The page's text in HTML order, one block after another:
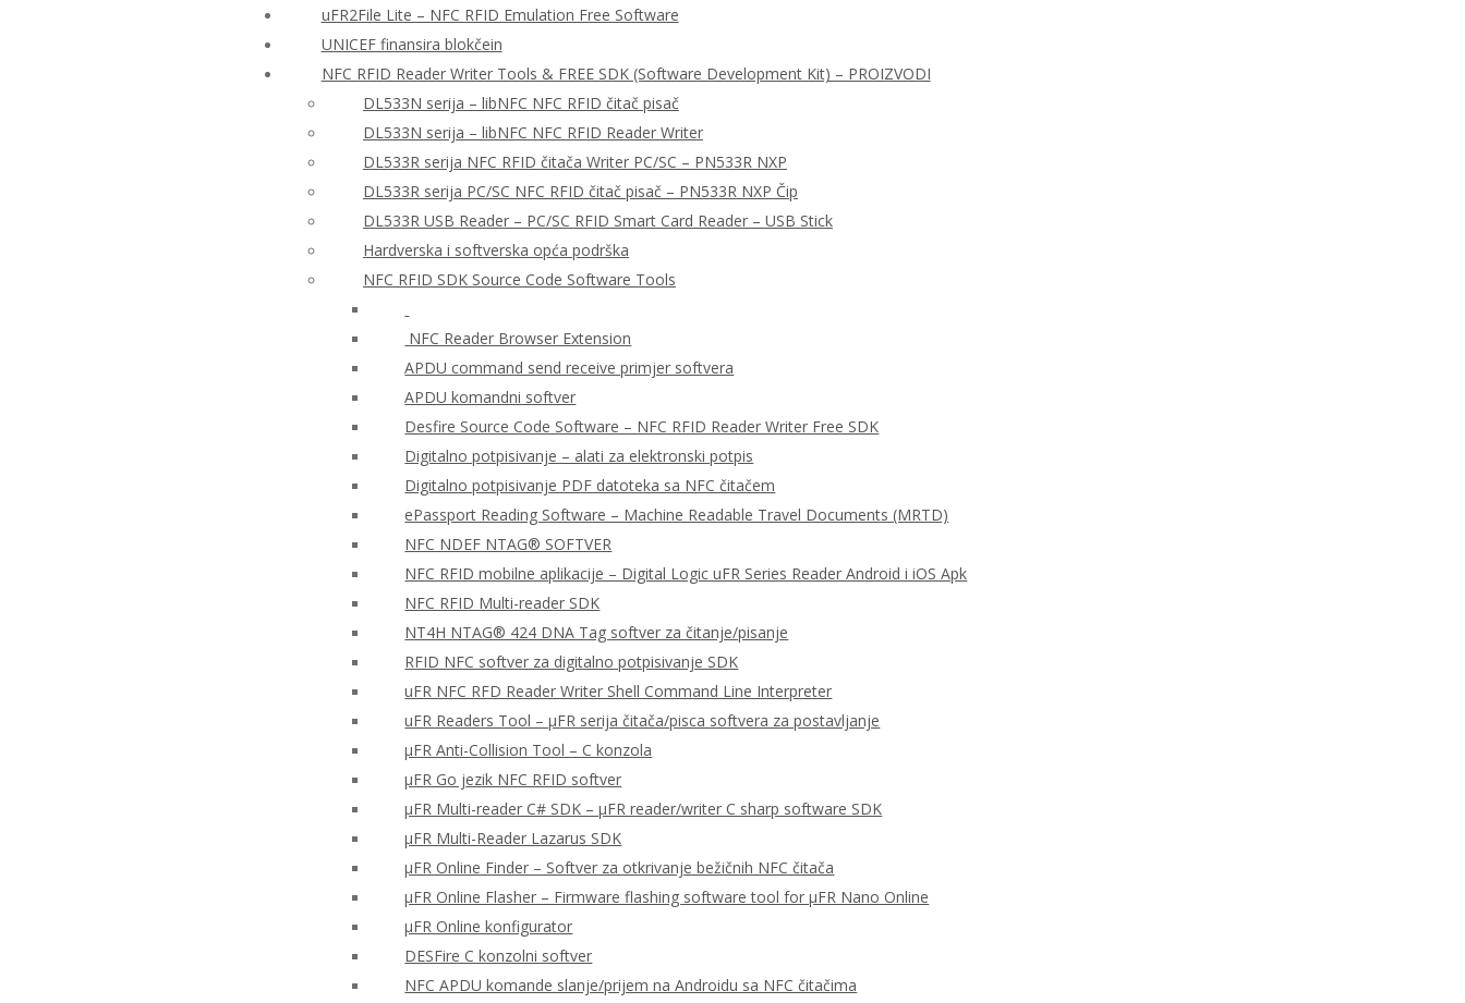
uFR2File Lite – NFC RFID Emulation Free Software
UNICEF finansira blokčein
NFC RFID Reader Writer Tools & FREE SDK (Software Development Kit) – PROIZVODI
DL533N serija – libNFC NFC RFID čitač pisač
DL533N serija – libNFC NFC RFID Reader Writer
DL533R serija NFC RFID čitača Writer PC/SC – PN533R NXP
DL533R serija PC/SC NFC RFID čitač pisač – PN533R NXP Čip
DL533R USB Reader – PC/SC RFID Smart Card Reader – USB Stick
Hardverska i softverska opća podrška
NFC RFID SDK Source Code Software Tools
NFC Reader Browser Extension
APDU command send receive primjer softvera
APDU komandni softver
Desfire Source Code Software – NFC RFID Reader Writer Free SDK
Digitalno potpisivanje – alati za elektronski potpis
Digitalno potpisivanje PDF datoteka sa NFC čitačem
ePassport Reading Software – Machine Readable Travel Documents (MRTD)
NFC NDEF NTAG® SOFTVER
NFC RFID mobilne aplikacije – Digital Logic uFR Series Reader Android i iOS Apk
NFC RFID Multi-reader SDK
NT4H NTAG® 424 DNA Tag softver za čitanje/pisanje
RFID NFC softver za digitalno potpisivanje SDK
uFR NFC RFD Reader Writer Shell Command Line Interpreter
uFR Readers Tool – μFR serija čitača/pisca softvera za postavljanje
μFR Anti-Collision Tool – C konzola
μFR Go jezik NFC RFID softver
μFR Multi-reader C# SDK – μFR reader/writer C sharp software SDK
μFR Multi-Reader Lazarus SDK
μFR Online Finder – Softver za otkrivanje bežičnih NFC čitača
μFR Online Flasher – Firmware flashing software tool for μFR Nano Online
μFR Online konfigurator
DESFire C konzolni softver
NFC APDU komande slanje/prijem na Androidu sa NFC čitačima